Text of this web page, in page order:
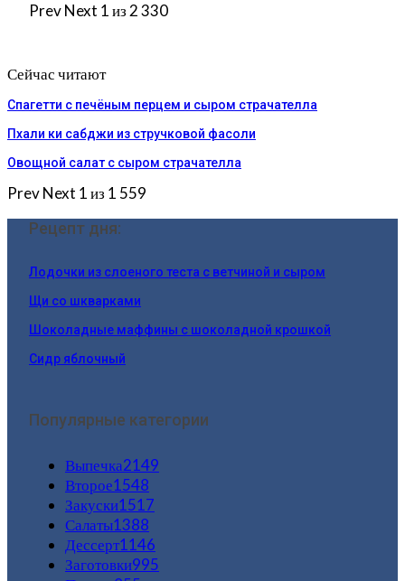
PrevNext 1 из 2 330
Сейчас читают
Спагетти с печёным перцем и сыром страчателла
Пхали ки сабджи из стручковой фасоли
Овощной салат с сыром страчателла
PrevNext 1 из 1 559
Рецепт дня:
Лодочки из слоеного теста с ветчиной и сыром
Щи со шкварками
Шоколадные маффины с шоколадной крошкой
Сидр яблочный
Популярные категории
Выпечка2149
Второе1548
Закуски1517
Салаты1388
Дессерт1146
Заготовки995